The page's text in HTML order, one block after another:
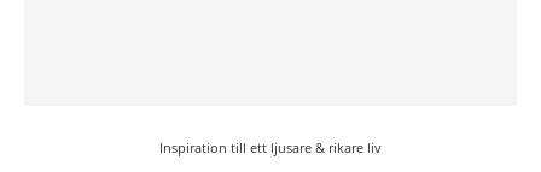
Inspiration till ett ljusare & rikare liv